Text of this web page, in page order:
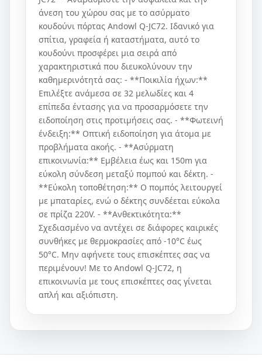
άνεση του χώρου σας με το ασύρματο
κουδούνι πόρτας Andowl Q-JC72. Ιδανικό για
σπίτια, γραφεία ή καταστήματα, αυτό το
κουδούνι προσφέρει μια σειρά από
χαρακτηριστικά που διευκολύνουν την
καθημερινότητά σας: - **Ποικιλία ήχων:**
Επιλέξτε ανάμεσα σε 32 μελωδίες και 4
επίπεδα έντασης για να προσαρμόσετε την
ειδοποίηση στις προτιμήσεις σας. - **Φωτεινή
ένδειξη:** Οπτική ειδοποίηση για άτομα με
προβλήματα ακοής. - **Ασύρματη
επικοινωνία:** Εμβέλεια έως και 150m για
εύκολη σύνδεση μεταξύ πομπού και δέκτη. -
**Εύκολη τοποθέτηση:** Ο πομπός λειτουργεί
με μπαταρίες, ενώ ο δέκτης συνδέεται εύκολα
σε πρίζα 220V. - **Ανθεκτικότητα:**
Σχεδιασμένο να αντέχει σε διάφορες καιρικές
συνθήκες με θερμοκρασίες από -10°C έως
50°C. Μην αφήνετε τους επισκέπτες σας να
περιμένουν! Με το Andowl Q-JC72, η
επικοινωνία με τους επισκέπτες σας γίνεται
απλή και αξιόπιστη.